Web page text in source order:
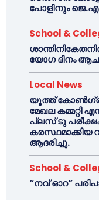
പോളിനും
School &
യോഗ ദിനം
Local News
യൂത്ത്
മേഖല
പ്ലസ് ടു
കരസ്ഥമാക്കിയ
ആദരിച്ചു.
School &
“നവ് ഓറ”